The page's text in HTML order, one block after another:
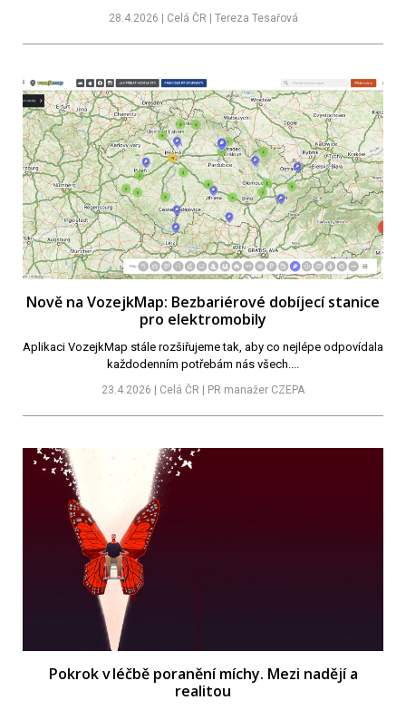
28.4.2026 | Celá ČR | Tereza Tesařová
Nově na VozejkMap: Bezbariérové dobíjecí stanice
pro elektromobily
Aplikaci VozejkMap stále rozšiřujeme tak, aby co nejlépe odpovídala
každodenním potřebám nás všech....
23.4.2026 | Celá ČR | PR manažer CZEPA
Pokrok v léčbě poranění míchy. Mezi nadějí a
realitou